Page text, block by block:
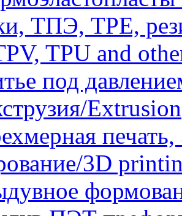
ТПЭ, TPE,
TPU and
под
Extrusion
3D